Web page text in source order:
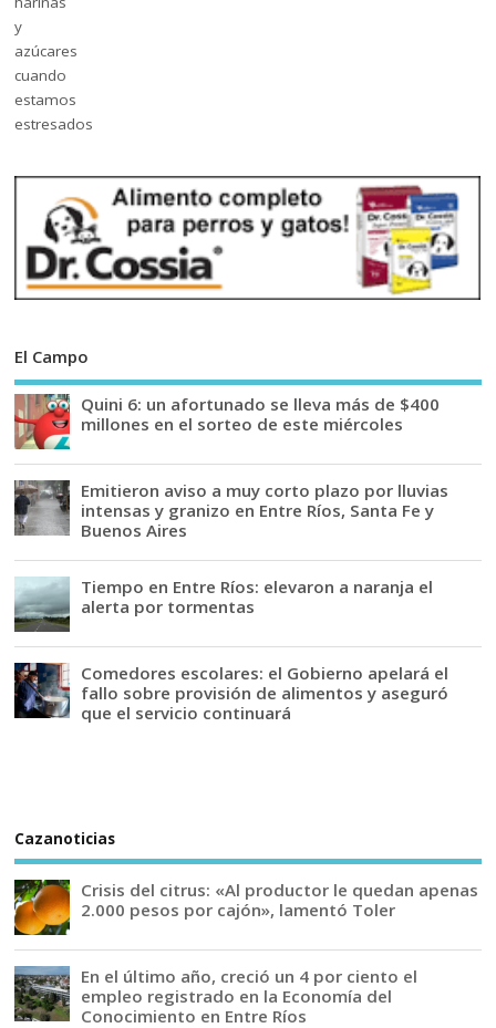
El Campo
Quini 6: un afortunado se lleva más de $400
millones en el sorteo de este miércoles
Emitieron aviso a muy corto plazo por lluvias
intensas y granizo en Entre Ríos, Santa Fe y
Buenos Aires
Tiempo en Entre Ríos: elevaron a naranja el
alerta por tormentas
Comedores escolares: el Gobierno apelará el
fallo sobre provisión de alimentos y aseguró
que el servicio continuará
Cazanoticias
Crisis del citrus: «Al productor le quedan apenas
2.000 pesos por cajón», lamentó Toler
En el último año, creció un 4 por ciento el
empleo registrado en la Economía del
Conocimiento en Entre Ríos